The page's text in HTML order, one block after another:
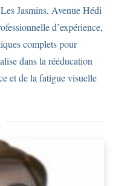
Jasmins, Avenue Hédi
d’expérience,
complets pour
dans la rééducation
et de la fatigue visuelle